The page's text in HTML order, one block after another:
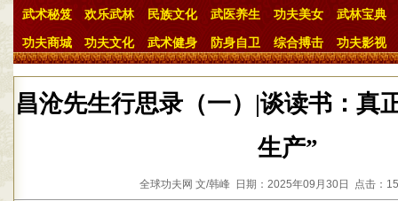
武术秘笈 欢乐武林 民族文化 武医养生 功夫美女 武林宝典
功夫商城 功夫文化 武术健身 防身自卫 综合搏击 功夫影视
昌沧先生行思录（一）|谈读书：真
生产”
全球功夫网 文/韩峰 日期：2025年09月30日 点击：